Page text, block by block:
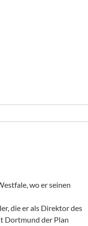
wo er seinen
die er als Direktor des
Dortmund der Plan